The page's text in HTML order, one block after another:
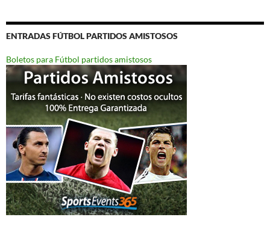
ENTRADAS FÚTBOL PARTIDOS AMISTOSOS
Boletos para Fútbol partidos amistosos